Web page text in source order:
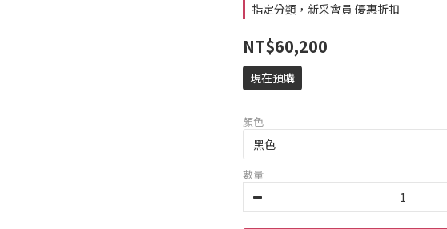
指定分類，新采會員 優惠折扣
NT$60,200
現在預購
顏色
數量